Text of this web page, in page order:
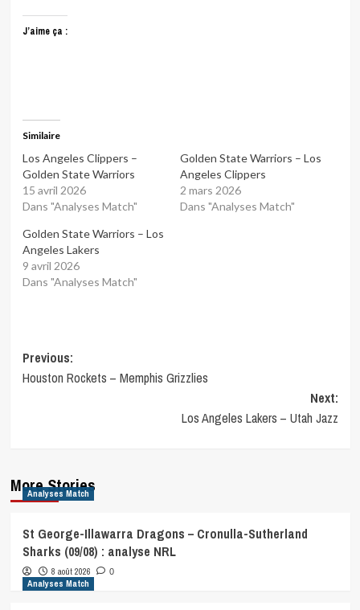
J’aime ça :
Similaire
Los Angeles Clippers –
Golden State Warriors
15 avril 2026
Dans "Analyses Match"
Golden State Warriors – Los
Angeles Clippers
2 mars 2026
Dans "Analyses Match"
Golden State Warriors – Los
Angeles Lakers
9 avril 2026
Dans "Analyses Match"
Post
navigation
Previous:
Houston Rockets – Memphis Grizzlies
Next:
Los Angeles Lakers – Utah Jazz
More Stories
Analyses Match
St George-Illawarra Dragons – Cronulla-Sutherland
Sharks (09/08) : analyse NRL
8 août 2026 0
Analyses Match